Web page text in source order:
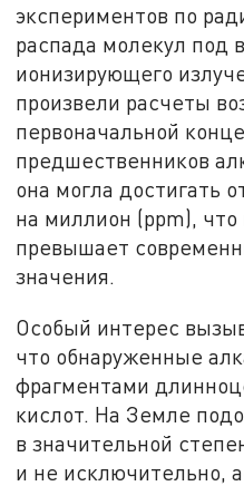
экспериментов по
распада молекул под
ионизирующего
произвели расчеты
первоначальной
предшественников
она могла достигать
на миллион (ppm), что
превышает
значения.
Особый интерес
что обнаруженные
фрагментами
кислот. На Земле
в значительной
и не исключительно,